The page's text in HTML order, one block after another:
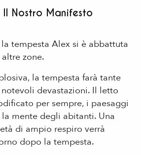
Il Nostro Manifesto
tempesta Alex si è abbattuta
zone.
la tempesta farà tante
devastazioni. Il letto
per sempre, i paesaggi
mente degli abitanti. Una
di ampio respiro verrà
dopo la tempesta.